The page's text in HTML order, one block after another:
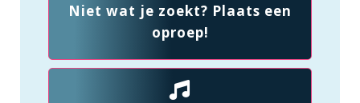
Niet wat je zoekt? Plaats een
oproep!